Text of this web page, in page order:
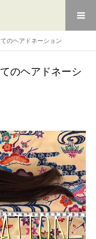
のヘアドネーション
のヘアドネーシ